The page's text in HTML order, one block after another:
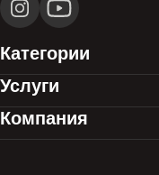
Категории
Услуги
Компания